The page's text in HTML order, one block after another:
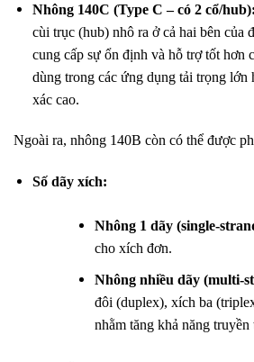
Nhông 140C (Type C – có 2 cổ/hub):
cùi trục (hub) nhô ra ở cả hai bên của
cung cấp sự ổn định và hỗ trợ tốt hơn
dùng trong các ứng dụng tải trọng lớn
xác cao.
Ngoài ra, nhông 140B còn có thể được
Số dãy xích:
Nhông 1 dãy (single-
cho xích đơn.
Nhông nhiều dãy (multi-
đôi (duplex), xích ba
nhằm tăng khả năng truyền